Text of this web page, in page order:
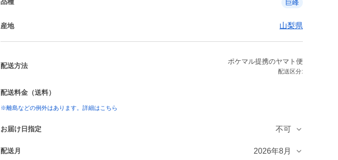
巨峰
産地 山梨県
配送方法
ポケマル提携のヤマト便
配送区分:
配送料金（送料）
※離島などの例外はあります。詳細はこちら
お届け日指定 不可
配送月 2026年8月